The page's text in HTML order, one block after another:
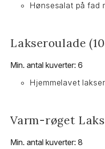
Hønsesalat på fad
Lakseroulade
Min. antal kuverter: 6
Hjemmelavet
Varm-røget Laks
Min. antal kuverter: 8